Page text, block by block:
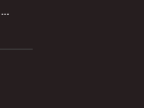
Leģendārais Lebrons Džeimss karjeru turpinās Filadelfijas »76ers» rindās